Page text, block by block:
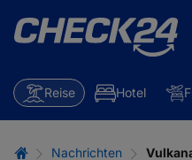
Reise Hotel
Nachrichten